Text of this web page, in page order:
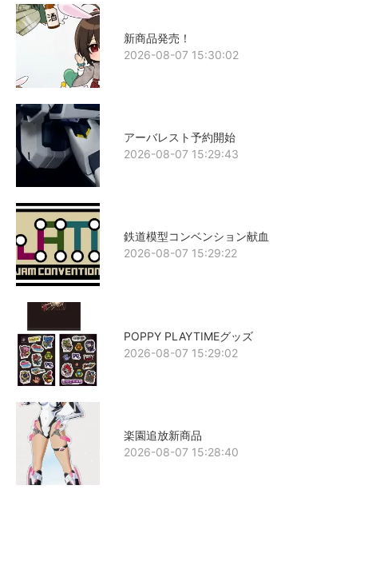
新商品発売！
2026-08-07 15:30:02
アーバレスト予約開始
2026-08-07 15:29:43
鉄道模型コンベンション献血
2026-08-07 15:29:22
POPPY PLAYTIMEグッズ
2026-08-07 15:29:02
楽園追放新商品
2026-08-07 15:28:40